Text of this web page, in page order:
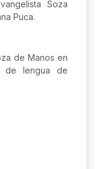
Soza
Puca.
de Manos en
de lengua de